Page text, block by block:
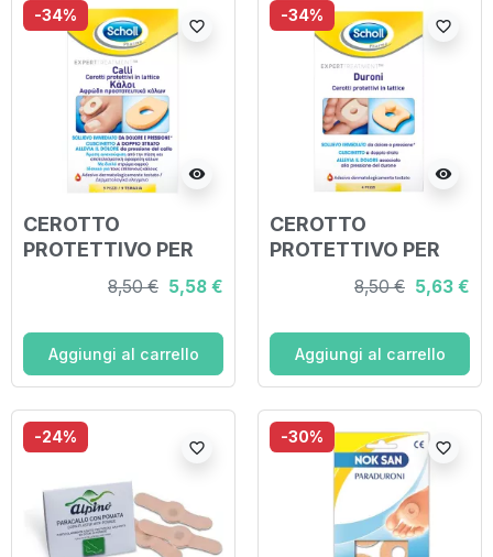
-34%
visibility
favorite_border
CEROTTO
PROTETTIVO PER
CALLI SCHOLL IN
LATTICE 9 PEZZI
8,50 € 5,58 €
Aggiungi al carrello
-34%
visibility
favorite_border
CEROTTO
PROTETTIVO PER
DURONI SCHOLL IN
LATTICE 4 PEZZI
8,50 € 5,63 €
Aggiungi al carrello
-24%
favorite_border
-30%
favorite_border